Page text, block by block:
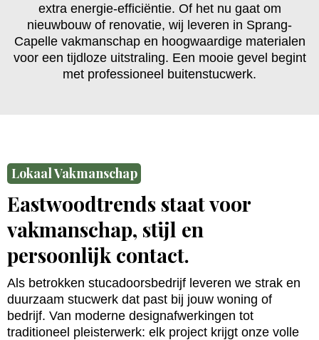
extra energie-efficiëntie. Of het nu gaat om
nieuwbouw of renovatie, wij leveren in Sprang-
Capelle vakmanschap en hoogwaardige materialen
voor een tijdloze uitstraling. Een mooie gevel begint
met professioneel buitenstucwerk.
Lokaal Vakmanschap
Eastwoodtrends staat voor
vakmanschap, stijl en
persoonlijk contact.
Als betrokken stucadoorsbedrijf leveren we strak en
duurzaam stucwerk dat past bij jouw woning of
bedrijf. Van moderne designafwerkingen tot
traditioneel pleisterwerk: elk project krijgt onze volle